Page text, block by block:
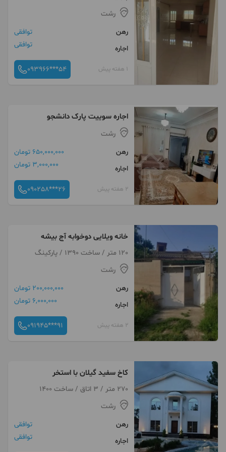
رشت
رهن
توافقی
اجاره
توافقی
1 هفته پیش 093966***54
اجاره سوییت پارک دانشجو
رشت
رهن
650,000,000 تومان
اجاره
3,000,000 تومان
2 هفته پیش 090258***26
خانه ویلایی دوخوابه آج بیشه
120 متر / ساخت 1390 / پارکینگ
رشت
رهن
200,000,000 تومان
اجاره
6,000,000 تومان
2 هفته پیش 091945***91
کاخ سفید گیلان با استخر
270 متر / 3 اتاق / ساخت 1400
رشت
رهن
توافقی
اجاره
توافقی